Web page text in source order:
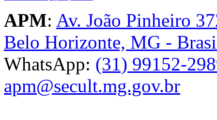
APM: Av. João Pinheiro
Belo Horizonte, MG -
WhatsApp: (31) 99152-
apm@secult.mg.gov.br